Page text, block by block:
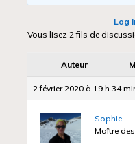
Log
Vous lisez 2 fils de
Auteur
2 février 2020 à 19 h 34
Sophie
Maître